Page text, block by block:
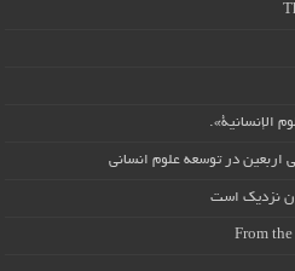
الإنسانية».
در توسعه علوم انسانی
نزدیک است
From